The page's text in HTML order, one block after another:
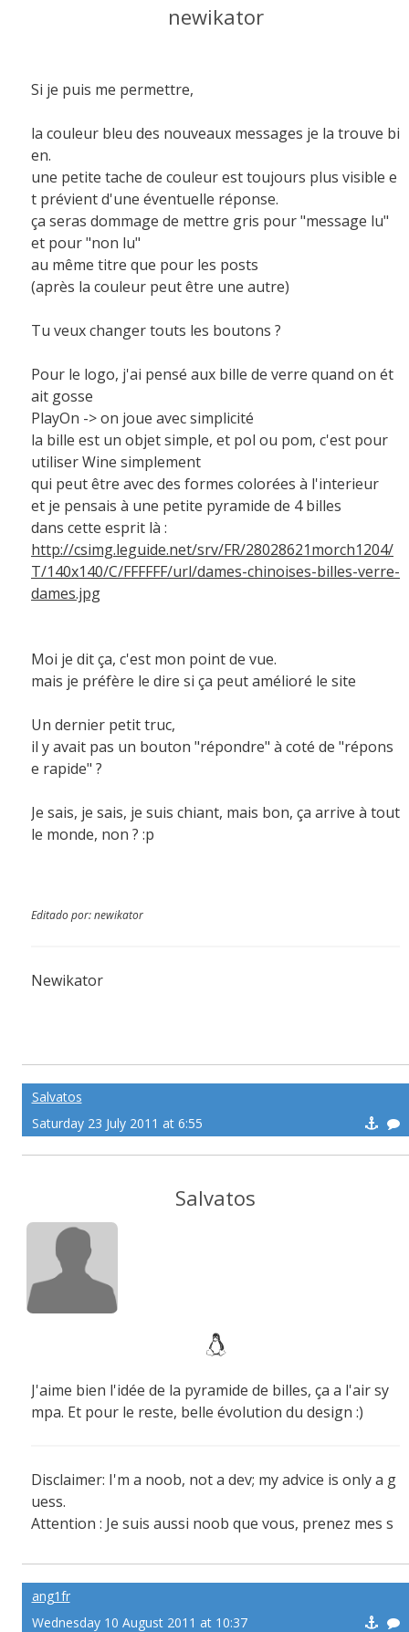
newikator
Si je puis me permettre,
la couleur bleu des nouveaux messages je la trouve bi
en.
une petite tache de couleur est toujours plus visible e
t prévient d'une éventuelle réponse.
ça seras dommage de mettre gris pour "message lu"
et pour "non lu"
au même titre que pour les posts
(après la couleur peut être une autre)
Tu veux changer touts les boutons ?
Pour le logo, j'ai pensé aux bille de verre quand on ét
ait gosse
PlayOn -> on joue avec simplicité
la bille est un objet simple, et pol ou pom, c'est pour
utiliser Wine simplement
qui peut être avec des formes colorées à l'interieur
et je pensais à une petite pyramide de 4 billes
dans cette esprit là :
http://csimg.leguide.net/srv/FR/28028621morch1204/
T/140x140/C/FFFFFF/url/dames-chinoises-billes-verre-
dames.jpg
Moi je dit ça, c'est mon point de vue.
mais je préfère le dire si ça peut amélioré le site
Un dernier petit truc,
il y avait pas un bouton "répondre" à coté de "répons
e rapide" ?
Je sais, je sais, je suis chiant, mais bon, ça arrive à tout
le monde, non ? :p
Editado por: newikator
Newikator
http://newikator.labrute.com
Salvatos
Saturday 23 July 2011 at 6:55
Salvatos
J'aime bien l'idée de la pyramide de billes, ça a l'air sy
mpa. Et pour le reste, belle évolution du design :)
Disclaimer: I'm a noob, not a dev; my advice is only a g
uess.
Attention : Je suis aussi noob que vous, prenez mes s
ang1fr
Wednesday 10 August 2011 at 10:37